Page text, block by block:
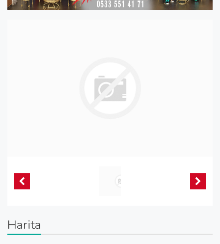
Harita